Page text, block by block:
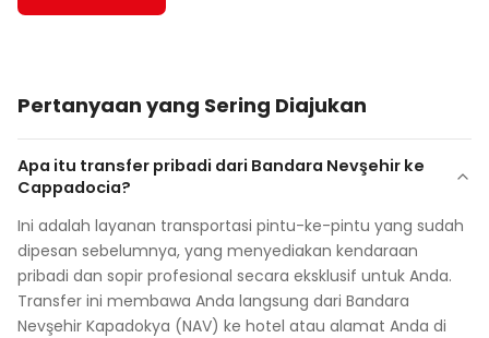
Pertanyaan yang Sering Diajukan
Apa itu transfer pribadi dari Bandara Nevşehir ke
Cappadocia?
Ini adalah layanan transportasi pintu-ke-pintu yang sudah
dipesan sebelumnya, yang menyediakan kendaraan
pribadi dan sopir profesional secara eksklusif untuk Anda.
Transfer ini membawa Anda langsung dari Bandara
Nevşehir Kapadokya (NAV) ke hotel atau alamat Anda di